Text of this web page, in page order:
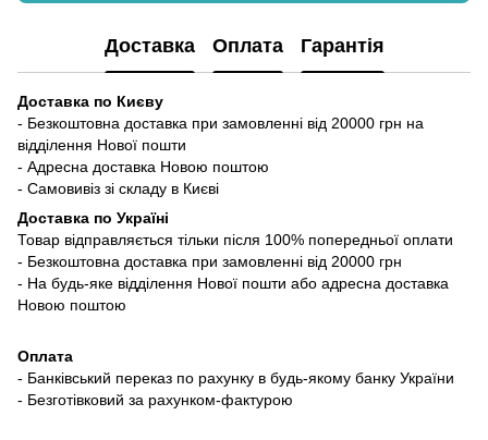
Доставка Оплата Гарантія
Доставка по Києву
- Безкоштовна доставка при замовленні від 20000 грн на
відділення Нової пошти
- Адресна доставка Новою поштою
- Самовивіз зі складу в Києві
Доставка по Україні
Товар відправляється тільки після 100% попередньої оплати
- Безкоштовна доставка при замовленні від 20000 грн
- На будь-яке відділення Нової пошти або адресна доставка
Новою поштою
Оплата
- Банківський переказ по рахунку в будь-якому банку України
- Безготівковий за рахунком-фактурою